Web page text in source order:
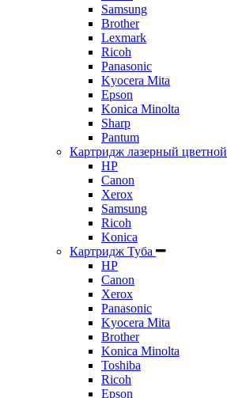
Samsung
Brother
Lexmark
Ricoh
Panasonic
Kyocera Mita
Epson
Konica Minolta
Sharp
Pantum
Картридж лазерный цветной
HP
Canon
Xerox
Samsung
Ricoh
Konica
Картридж Туба
HP
Canon
Xerox
Panasonic
Kyocera Mita
Brother
Konica Minolta
Toshiba
Ricoh
Epson